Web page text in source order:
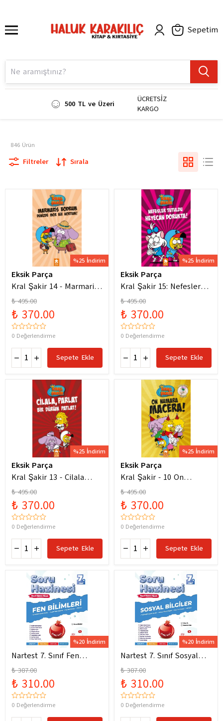
Sepetim
500 TL ve Üzeri
ÜCRETSİZ
KARGO
846 Ürün
Filtreler Sırala
%25 İndirim
Eksik Parça
Kral Şakir 14 - Marmaris
Bodrum Denizde Mor Bir
Hortum
₺ 495.00
₺ 370.00
0 Değerlendirme
Sepete Ekle
%25 İndirim
Eksik Parça
Kral Şakir 15: Nefesler
Tutuldu Heyecan Dorukta
₺ 495.00
₺ 370.00
0 Değerlendirme
Sepete Ekle
%25 İndirim
Eksik Parça
Kral Şakir 13 - Cilala
Parlat Bir Dürüm Patlat!
₺ 495.00
₺ 370.00
0 Değerlendirme
Sepete Ekle
%25 İndirim
Eksik Parça
Kral Şakir - 10 On
Numara Macera Ciltli
₺ 495.00
₺ 370.00
0 Değerlendirme
Sepete Ekle
%20 İndirim
Nartest 7. Sınıf Fen
Bilimleri Soru Hazinesi
Yeni Maarif Modele
Uygun
₺ 387.00
₺ 310.00
0 Değerlendirme
%20 İndirim
Nartest 7. Sınıf Sosyal
Bilgiler Soru Hazinesi
Yeni Maarif Modele
Uygun
₺ 387.00
₺ 310.00
0 Değerlendirme